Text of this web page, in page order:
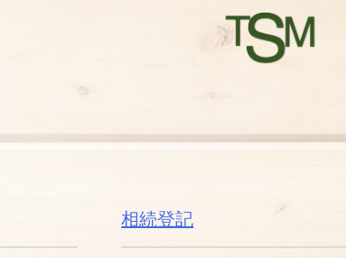
相続登記